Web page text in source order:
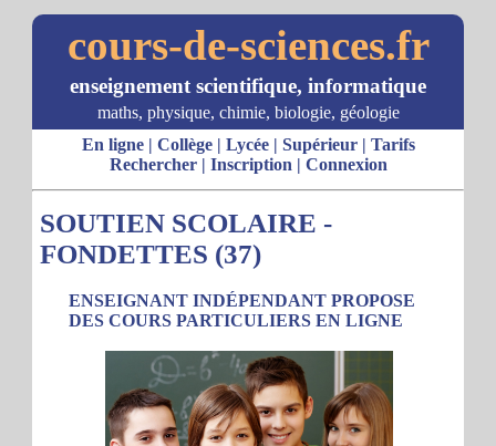
cours-de-sciences.fr
enseignement scientifique, informatique
maths, physique, chimie, biologie, géologie
En ligne| Collège| Lycée| Supérieur| Tarifs
Rechercher| Inscription | Connexion
SOUTIEN SCOLAIRE -
FONDETTES (37)
ENSEIGNANT INDÉPENDANT PROPOSE
DES COURS PARTICULIERS EN LIGNE